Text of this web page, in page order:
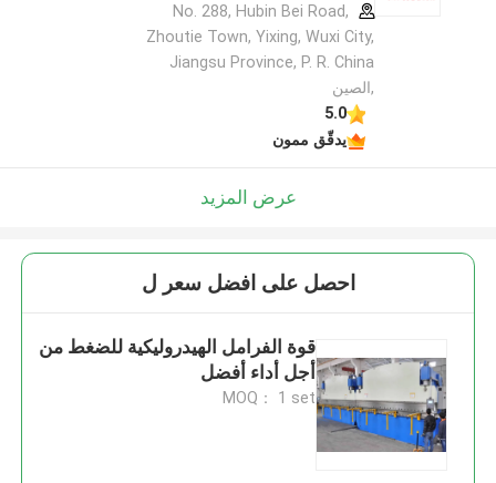
No. 288, Hubin Bei Road,
Zhoutie Town, Yixing, Wuxi City,
Jiangsu Province, P. R. China
,الصين
5.0
يدقّق ممون
عرض المزيد
احصل على افضل سعر ل
قوة الفرامل الهيدروليكية للضغط من
أجل أداء أفضل
MOQ： 1 set